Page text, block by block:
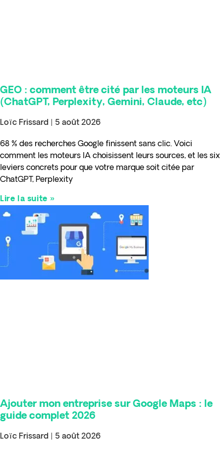
GEO : comment être cité par les moteurs IA
(ChatGPT, Perplexity, Gemini, Claude, etc)
Loïc Frissard 5 août 2026
68 % des recherches Google finissent sans clic. Voici
comment les moteurs IA choisissent leurs sources, et les six
leviers concrets pour que votre marque soit citée par
ChatGPT, Perplexity
Lire la suite »
Ajouter mon entreprise sur Google Maps : le
guide complet 2026
Loïc Frissard 5 août 2026